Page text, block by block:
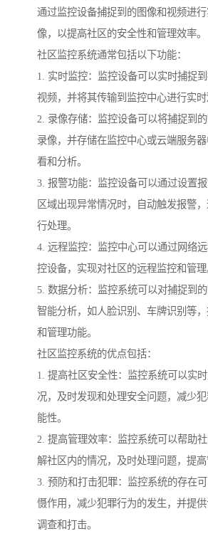
通过监控设备捕捉到的图像和视频进
像，以提高社区的安全性和管理效率。
社区监控系统通常包括以下功能：
1. 实时监控：监控设备可以实时捕捉
视频，并将其传输到监控中心进行实时
2. 录像存储：监控设备可以将捕捉到
录像，并存储在监控中心或云端服务
看和分析。
3. 报警功能：监控设备可以通过设置
区域出现异常情况时，自动触发报警
行处理。
4. 远程监控：监控中心可以通过网络
控设备，实现对社区的远程监控和管理
5. 数据分析：监控系统可以对捕捉到
智能分析，如人脸识别、车牌识别等
和管理功能。
社区监控系统的优点包括：
1. 提高社区安全性：监控系统可以实
况，及时发现和处理安全问题，减少犯
能性。
2. 提高管理效率：监控系统可以帮助
解社区内的情况，及时处理问题，提高
3. 预防和打击犯罪：监控系统的存在
慑作用，减少犯罪行为的发生，并提
调查和打击。